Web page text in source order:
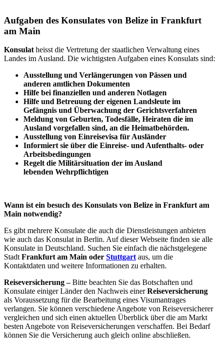
Aufgaben des Konsulates von Belize in Frankfurt
am Main
Konsulatheisst die Vertretung der staatlichen Verwaltung eines
Landes im Ausland. Die wichtigsten Aufgaben eines Konsulats sind:
Ausstellung und Verlängerungen von Pässen und
anderen amtlichen Dokumenten
Hilfe bei finanziellen und anderen Notlagen
Hilfe und Betreuung der eigenen Landsleute im
Gefängnis und Überwachung der Gerichtsverfahren
Meldung von Geburten, Todesfälle, Heiraten die im
Ausland vorgefallen sind, an die Heimatbehörden.
Ausstellung von Einreisevisa für Ausländer
Informiert sie über die Einreise- und Aufenthalts- oder
Arbeitsbedingungen
Regelt die Militärsituation der im Ausland
lebenden Wehrpflichtigen
Wann ist ein besuch des Konsulats von Belize in Frankfurt am
Main notwendig?
Es gibt mehrere Konsulate die auch die Dienstleistungen anbieten
wie auch das Konsulat in Berlin. Auf dieser Webseite finden sie alle
Konsulate in Deutschland. Suchen Sie einfach die nächstgelegene
StadtFrankfurt am Main oder Stuttgartaus, um die
Kontaktdaten und weitere Informationen zu erhalten.
Reiseversicherung –Bitte beachten Sie das Botschaften und
Konsulate einiger Länder den Nachweis einerReiseversicherung
als Voraussetzung für die Bearbeitung eines Visumantrages
verlangen. Sie können verschiedene Angebote von Reiseversicherer
vergleichen und sich einen aktuellen Überblick über die am Markt
besten Angebote von Reiseversicherungen verschaffen. Bei Bedarf
können Sie die Versicherung auch gleich online abschließen.